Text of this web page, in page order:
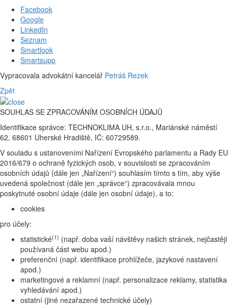
Facebook
Google
LinkedIn
Seznam
Smartlook
Smartsupp
Vypracovala advokátní kancelář Petráš Rezek
Zpět
SOUHLAS SE ZPRACOVÁNÍM OSOBNÍCH ÚDAJŮ
Identifikace správce: TECHNOKLIMA UH, s.r.o., Mariánské náměstí
62, 68601 Uherské Hradiště, IČ: 60729589.
V souladu s ustanoveními Nařízení Evropského parlamentu a Rady EU
2016/679 o ochraně fyzických osob, v souvislosti se zpracováním
osobních údajů (dále jen „Nařízení“) souhlasím tímto s tím, aby výše
uvedená společnost (dále jen „správce“) zpracovávala mnou
poskytnuté osobní údaje (dále jen osobní údaje), a to:
cookies
pro účely:
statistické(1) (např. doba vaší návštěvy našich stránek, nejčastěji
používaná část webu apod.)
preferenční (např. identifikace prohlížeče, jazykové nastavení
apod.)
marketingové a reklamní (např. personalizace reklamy, statistika
vyhledávání apod.)
ostatní (jiné nezařazené technické účely)